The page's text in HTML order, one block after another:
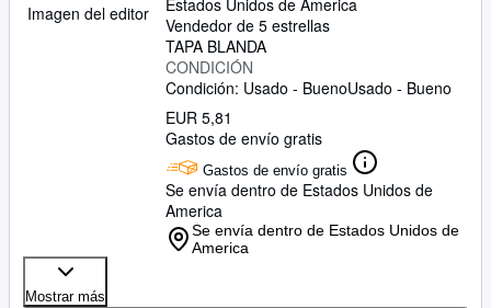
Imagen del editor
Estados Unidos de America
Vendedor de 5 estrellas
TAPA BLANDA
CONDICIÓN
Condición: Usado - BuenoUsado - Bueno
EUR 5,81
Gastos de envío gratis
Gastos de envío gratis
Se envía dentro de Estados Unidos de
America
Se envía dentro de Estados Unidos de
America
Mostrar más